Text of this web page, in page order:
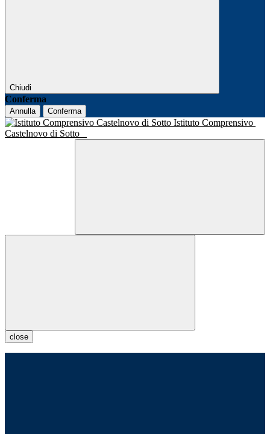
Chiudi
Conferma
Annulla Conferma
Istituto Comprensivo
Castelnovo di Sotto
close